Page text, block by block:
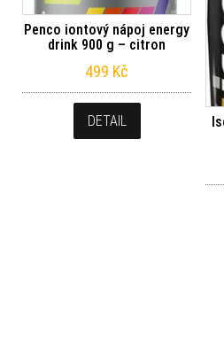
Penco iontový nápoj energy
drink 900 g – citron
499 Kč
DETAIL